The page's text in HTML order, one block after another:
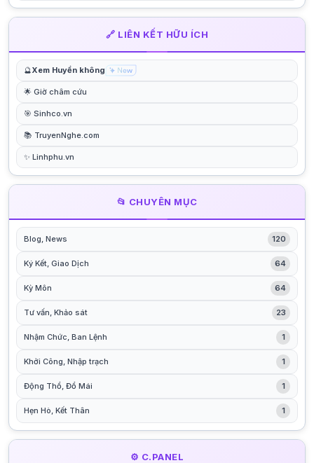
🔗 LIÊN KẾT HỮU ÍCH
🔮Xem Huyền không
🌟 Giờ châm cứu
🎯 Sinhco.vn
📚 TruyenNghe.com
✨ Linhphu.vn
📂 CHUYÊN MỤC
Blog, News 120
Ký Kết, Giao Dịch 64
Kỳ Môn 64
Tư vấn, Khảo sát 23
Nhậm Chức, Ban Lệnh 1
Khởi Công, Nhập trạch 1
Động Thổ, Đổ Mái 1
Hẹn Hò, Kết Thân 1
⚙️ C.PANEL